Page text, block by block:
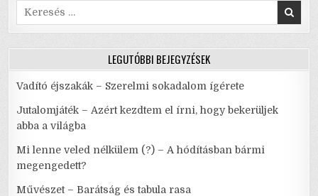
Search
for:
LEGUTÓBBI BEJEGYZÉSEK
Vadító éjszakák – Szerelmi sokadalom ígérete
Jutalomjáték – Azért kezdtem el írni, hogy bekerüljek
abba a világba
Mi lenne veled nélkülem (?) – A hódításban bármi
megengedett?
Művészet – Barátság és tabula rasa